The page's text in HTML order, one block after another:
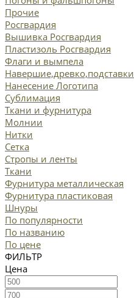
Прочие
Росгвардия
Вышивка Росгвардия
Пластизоль Росгвардия
Флаги и вымпела
Навершие,древко,подставки
Нанесение Логотипа
Сублимация
Ткани и фурнитура
Молнии
Нитки
Сетка
Стропы и ленты
Ткани
Фурнитура металлическая
Фурнитура пластиковая
Шнуры
По популярности
По названию
По цене
ФИЛЬТР
Цена